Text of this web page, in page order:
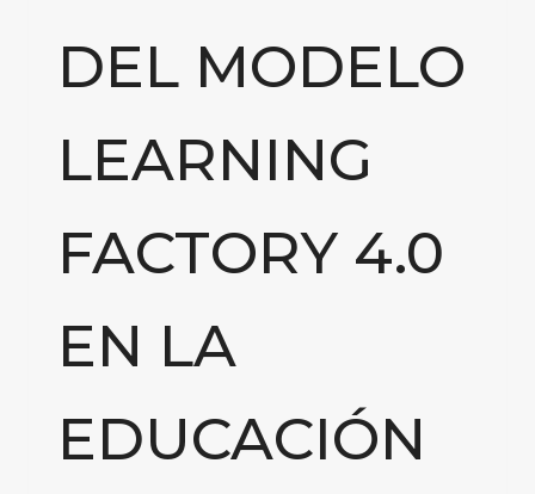
DEL MODELO
LEARNING
FACTORY 4.0
EN LA
EDUCACIÓN